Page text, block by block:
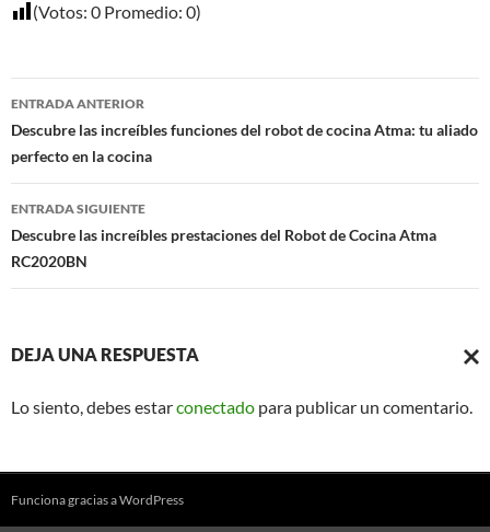
(Votos: 0 Promedio: 0)
Navegación
de
entradas
ENTRADA ANTERIOR
Descubre las increíbles funciones del robot de cocina Atma: tu aliado
perfecto en la cocina
ENTRADA SIGUIENTE
Descubre las increíbles prestaciones del Robot de Cocina Atma
RC2020BN
DEJA UNA RESPUESTA
LA
Lo siento, debes estarconectado para publicar un comentario.
Funciona gracias a WordPress